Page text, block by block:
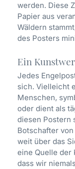
werden. Diese
Papier aus
Wäldern
des Posters
Ein
Jedes
sich. Vielleicht
Menschen,
oder dient als
diesen Postern
Botschafter
weit über das
eine Quelle der
dass wir